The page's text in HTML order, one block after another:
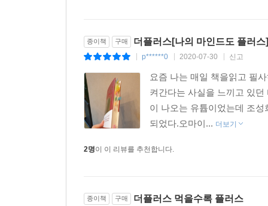
종이책 구매 더플러스[나의 마인드도 플러스]
p******0 2020-07-30 신고
요즘 나는 매일 책을읽고 필
켜간다는 사실을 느끼고 있
이 나오는 유튭이었는데 조
되었다.오마이... 더보기
2명이 이 리뷰를 추천합니다.
종이책 구매 더플러스 먹을수록 플러스